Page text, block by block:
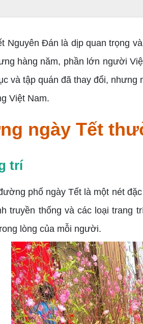
Nguyên Đán là dịp quan trọng
hàng năm, phần lớn người
và tập quán đã thay đổi,
Việt Nam.
ngày Tết
trí
phố ngày Tết là một nét
truyền thống và các loại
lòng của mỗi người.